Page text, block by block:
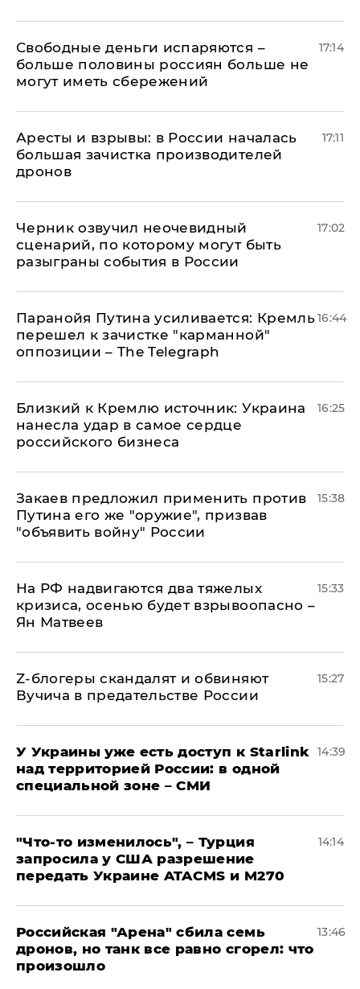
Свободные деньги испаряются –
больше половины россиян больше не
могут иметь сбережений
17:14
Аресты и взрывы: в России началась
большая зачистка производителей
дронов
17:11
Черник озвучил неочевидный
сценарий, по которому могут быть
разыграны события в России
17:02
Паранойя Путина усиливается: Кремль
перешел к зачистке "карманной"
оппозиции – The Telegraph
16:44
Близкий к Кремлю источник: Украина
нанесла удар в самое сердце
российского бизнеса
16:25
Закаев предложил применить против
Путина его же "оружие", призвав
"объявить войну" России
15:38
На РФ надвигаются два тяжелых
кризиса, осенью будет взрывоопасно –
Ян Матвеев
15:33
Z-блогеры скандалят и обвиняют
Вучича в предательстве России
15:27
У Украины уже есть доступ к Starlink
над территорией России: в одной
специальной зоне – СМИ
14:39
​"Что-то изменилось", – Турция
запросила у США разрешение
передать Украине ATACMS и M270
14:14
​Российская "Арена" сбила семь
дронов, но танк все равно сгорел: что
произошло
13:46